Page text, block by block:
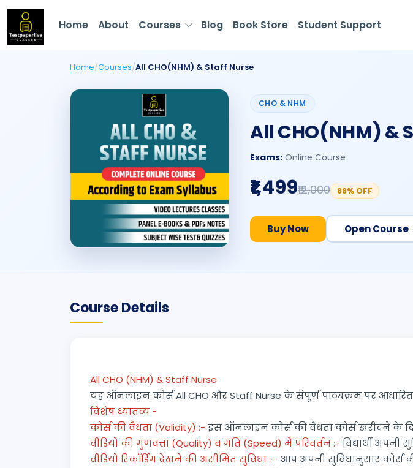
Home About Courses Blog Book Store Student Support
Home/Courses/All CHO(NHM) & Staff Nurse
CHO & NHM
All CHO(NHM) &
Exams: Online Course
₹1,499₹12,000 88% OFF
Buy Now Open Course
Course Details
All CHO (NHM) & Staff Nurse
यह ऑनलाइन कोर्स All CHO और Staff Nurse के संपूर्ण पाठ्यक्रम पर आधारित
विशेष ध्यातव्य -
कोर्स की वैधता (Validity) :- इस ऑनलाइन कोर्स की वैधता कोर्स खरीदने के
वीडियो की गुणवत्ता (Quality) व गति (Speed) में परिवर्तन :- विद्यार्थी
वीडियो रिकॉर्डिंग देखने की असीमित सुविधा :- आप अपनी सुविधानुसार कोर्स